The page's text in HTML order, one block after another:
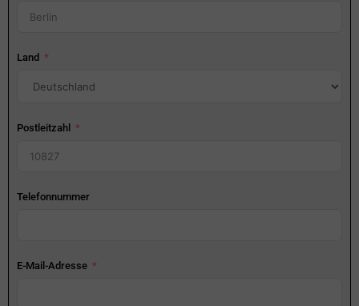
Land
Postleitzahl
Telefonnummer
E-Mail-Adresse